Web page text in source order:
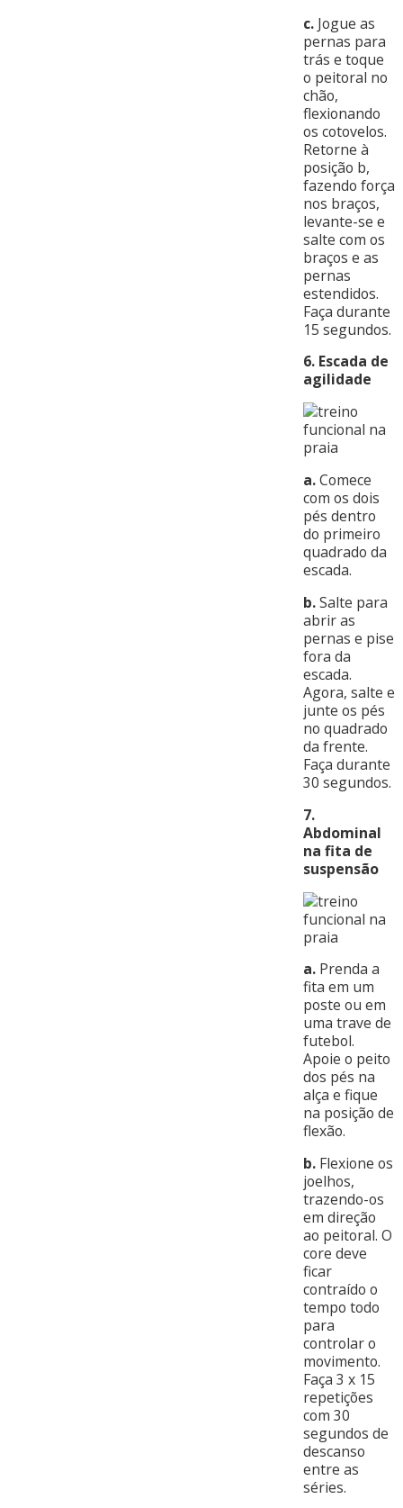
c.Jogue as
pernas para
trás e toque
o peitoral no
chão,
flexionando
os cotovelos.
Retorne à
posição b,
fazendo força
nos braços,
levante-se e
salte com os
braços e as
pernas
estendidos.
Faça durante
15 segundos.
6. Escada de
agilidade
a.Comece
com os dois
pés dentro
do primeiro
quadrado da
escada.
b.Salte para
abrir as
pernas e pise
fora da
escada.
Agora, salte e
junte os pés
no quadrado
da frente.
Faça durante
30 segundos.
7.
Abdominal
na fita de
suspensão
a.Prenda a
fita em um
poste ou em
uma trave de
futebol.
Apoie o peito
dos pés na
alça e fique
na posição de
flexão.
b.Flexione os
joelhos,
trazendo-os
em direção
ao peitoral. O
core deve
ficar
contraído o
tempo todo
para
controlar o
movimento.
Faça 3 x 15
repetições
com 30
segundos de
descanso
entre as
séries.